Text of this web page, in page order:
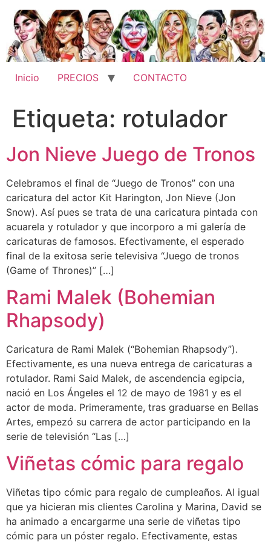
contenido
Inicio PRECIOS CONTACTO
Etiqueta: rotulador
Jon Nieve Juego de Tronos
Celebramos el final de “Juego de Tronos” con una
caricatura del actor Kit Harington, Jon Nieve (Jon
Snow). Así pues se trata de una caricatura pintada con
acuarela y rotulador y que incorporo a mi galería de
caricaturas de famosos. Efectivamente, el esperado
final de la exitosa serie televisiva “Juego de tronos
(Game of Thrones)” […]
Rami Malek (Bohemian
Rhapsody)
Caricatura de Rami Malek (“Bohemian Rhapsody”).
Efectivamente, es una nueva entrega de caricaturas a
rotulador. Rami Said Malek, de ascendencia egipcia,
nació en Los Ángeles el 12 de mayo de 1981 y es el
actor de moda. Primeramente, tras graduarse en Bellas
Artes, empezó su carrera de actor participando en la
serie de televisión “Las […]
Viñetas cómic para regalo
Viñetas tipo cómic para regalo de cumpleaños. Al igual
que ya hicieran mis clientes Carolina y Marina, David se
ha animado a encargarme una serie de viñetas tipo
cómic para un póster regalo. Efectivamente, estas